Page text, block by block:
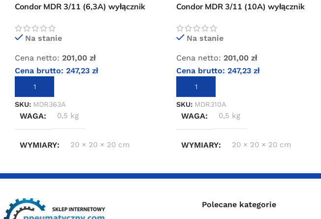
Condor MDR 3/11 (6,3A) wyłącznik
Na stanie
Cena netto: 201,00 zł
Cena brutto: 247,23 zł
DODAJ DO KOSZYKA
SKU: MDR363A
WAGA 0,5 kg
WYMIARY 20 × 20 × 20 cm
Condor MDR 3/11 (10A) wyłącznik
Na stanie
Cena netto: 201,00zł
Cena brutto:247,23zł
DODAJ DO KOSZYKA
SKU: MDR310A
WAGA 0,5 kg
WYMIARY 20 × 20 × 20 cm
Polecane kategorie